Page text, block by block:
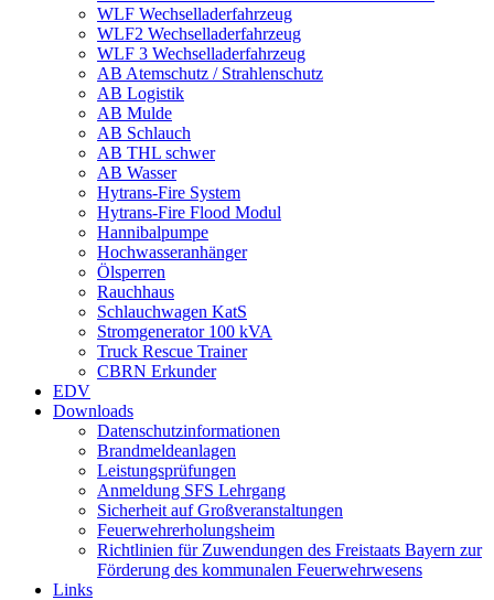
WLF Wechselladerfahrzeug
WLF2 Wechselladerfahrzeug
WLF 3 Wechselladerfahrzeug
AB Atemschutz / Strahlenschutz
AB Logistik
AB Mulde
AB Schlauch
AB THL schwer
AB Wasser
Hytrans-Fire System
Hytrans-Fire Flood Modul
Hannibalpumpe
Hochwasseranhänger
Ölsperren
Rauchhaus
Schlauchwagen KatS
Stromgenerator 100 kVA
Truck Rescue Trainer
CBRN Erkunder
EDV
Downloads
Datenschutzinformationen
Brandmeldeanlagen
Leistungsprüfungen
Anmeldung SFS Lehrgang
Sicherheit auf Großveranstaltungen
Feuerwehrerholungsheim
Richtlinien für Zuwendungen des Freistaats Bayern zur
Förderung des kommunalen Feuerwehrwesens
Links